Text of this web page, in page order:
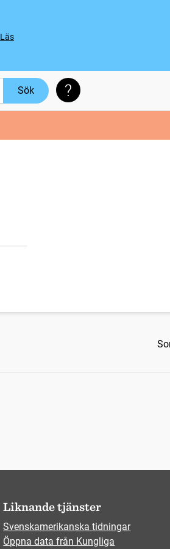
Läs
Sök Söktips
Liknande tjänster
Svenskamerikanska tidningar
Öppna data från Kungliga